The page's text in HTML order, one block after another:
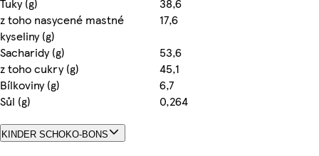
z toho nasycené mastné
kyseliny (g)
17,6
Sacharidy (g)
53,6
z toho cukry (g)
45,1
Bílkoviny (g)
6,7
Sůl (g)
0,264
KINDER SCHOKO-BONS